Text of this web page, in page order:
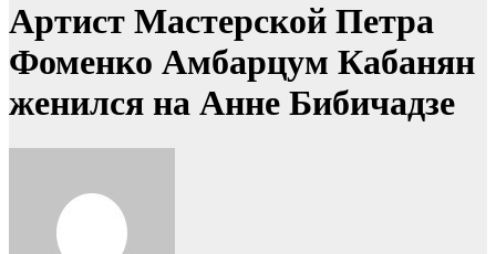
Артист Мастерской Петра
Фоменко Амбарцум Кабанян
женился на Анне Бибичадзе